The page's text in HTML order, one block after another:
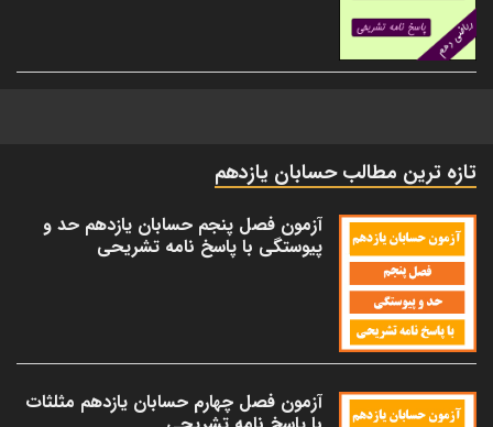
تازه ترین مطالب حسابان یازدهم
آزمون فصل پنجم حسابان یازدهم حد و
پیوستگی با پاسخ نامه تشریحی
آزمون فصل چهارم حسابان یازدهم مثلثات